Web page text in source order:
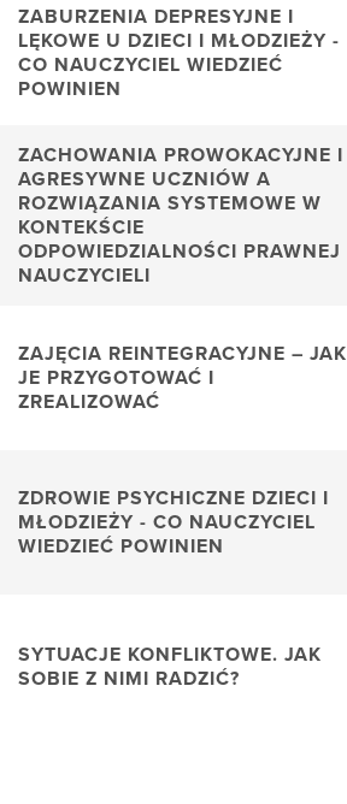
ZABURZENIA DEPRESYJNE I
LĘKOWE U DZIECI I MŁODZIEŻY -
CO NAUCZYCIEL WIEDZIEĆ
POWINIEN
ZACHOWANIA PROWOKACYJNE I
AGRESYWNE UCZNIÓW A
ROZWIĄZANIA SYSTEMOWE W
KONTEKŚCIE
ODPOWIEDZIALNOŚCI PRAWNEJ
NAUCZYCIELI
ZAJĘCIA REINTEGRACYJNE – JAK
JE PRZYGOTOWAĆ I
ZREALIZOWAĆ
ZDROWIE PSYCHICZNE DZIECI I
MŁODZIEŻY - CO NAUCZYCIEL
WIEDZIEĆ POWINIEN
SYTUACJE KONFLIKTOWE. JAK
SOBIE Z NIMI RADZIĆ?